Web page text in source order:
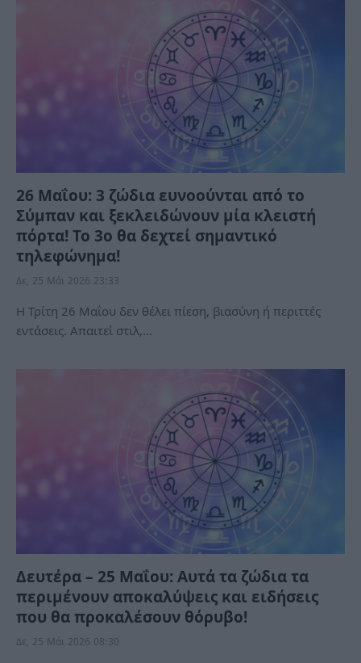
26 Μαΐου: 3 ζώδια ευνοούνται από το
Σύμπαν και ξεκλειδώνουν μία κλειστή
πόρτα! Το 3ο θα δεχτεί σημαντικό
τηλεφώνημα!
Δε, 25 Μάι 2026 23:33
Η Τρίτη 26 Μαΐου δεν θέλει πίεση, βιασύνη ή περιττές
εντάσεις. Aπαιτεί στιλ,…
Δευτέρα – 25 Μαΐου: Αυτά τα ζώδια τα
περιμένουν αποκαλύψεις και ειδήσεις
που θα προκαλέσουν θόρυβο!
Δε, 25 Μάι 2026 08:30